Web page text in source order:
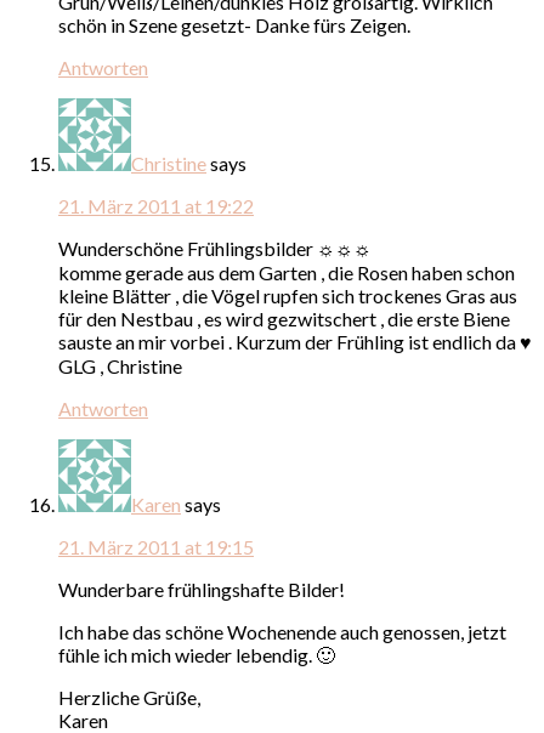
schön in Szene gesetzt- Danke fürs Zeigen.
Antworten
Christinesays
21. März 2011 at 19:22
Wunderschöne Frühlingsbilder ☼☼☼
komme gerade aus dem Garten , die Rosen haben schon
kleine Blätter , die Vögel rupfen sich trockenes Gras aus
für den Nestbau , es wird gezwitschert , die erste Biene
sauste an mir vorbei . Kurzum der Frühling ist endlich da ♥
GLG , Christine
Antworten
Karen says
21. März 2011 at 19:15
Wunderbare frühlingshafte Bilder!
Ich habe das schöne Wochenende auch genossen, jetzt
fühle ich mich wieder lebendig. 🙂
Herzliche Grüße,
Karen